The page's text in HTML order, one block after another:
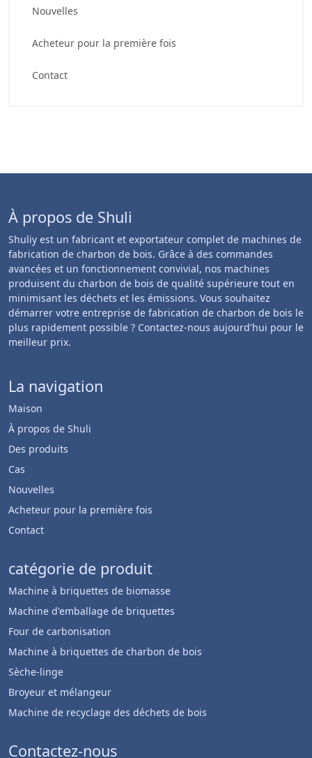
Nouvelles
Acheteur pour la première fois
Contact
À propos de Shuli
Shuliy est un fabricant et exportateur complet de machines de
fabrication de charbon de bois. Grâce à des commandes
avancées et un fonctionnement convivial, nos machines
produisent du charbon de bois de qualité supérieure tout en
minimisant les déchets et les émissions. Vous souhaitez
démarrer votre entreprise de fabrication de charbon de bois le
plus rapidement possible ? Contactez-nous aujourd'hui pour le
meilleur prix.
La navigation
Maison
À propos de Shuli
Des produits
Cas
Nouvelles
Acheteur pour la première fois
Contact
catégorie de produit
Machine à briquettes de biomasse
Machine d'emballage de briquettes
Four de carbonisation
Machine à briquettes de charbon de bois
Sèche-linge
Broyeur et mélangeur
Machine de recyclage des déchets de bois
Contactez-nous